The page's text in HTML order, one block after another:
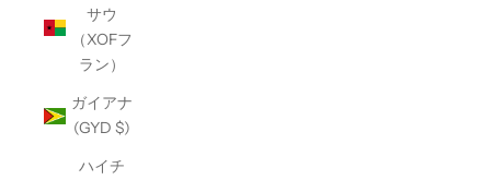
サウ
（XOFフ
ラン）
ガイアナ
(GYD $)
ハイチ